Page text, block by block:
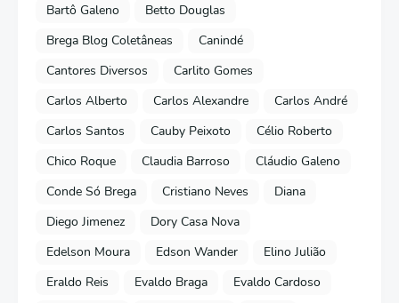
Bartô Galeno
Betto Douglas
Brega Blog Coletâneas
Canindé
Cantores Diversos
Carlito Gomes
Carlos Alberto
Carlos Alexandre
Carlos André
Carlos Santos
Cauby Peixoto
Célio Roberto
Chico Roque
Claudia Barroso
Cláudio Galeno
Conde Só Brega
Cristiano Neves
Diana
Diego Jimenez
Dory Casa Nova
Edelson Moura
Edson Wander
Elino Julião
Eraldo Reis
Evaldo Braga
Evaldo Cardoso